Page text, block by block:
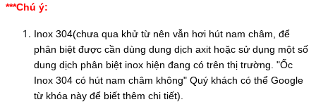
***Chú ý:
Inox 304(chưa qua khử từ nên vẫn hơi hút nam châm, để
phân biệt được cần dùng dung dịch axit hoặc sử dụng một số
dung dịch phân biệt inox hiện đang có trên thị trường. "Ốc
Inox 304 có hút nam châm không" Quý khách có thể Google
từ khóa này để biết thêm chi tiết).